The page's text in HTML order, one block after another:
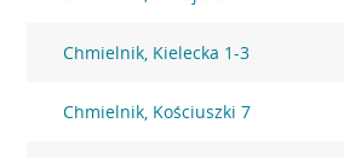
Chmielnik, Kielecka 1-3
Chmielnik, Kościuszki 7